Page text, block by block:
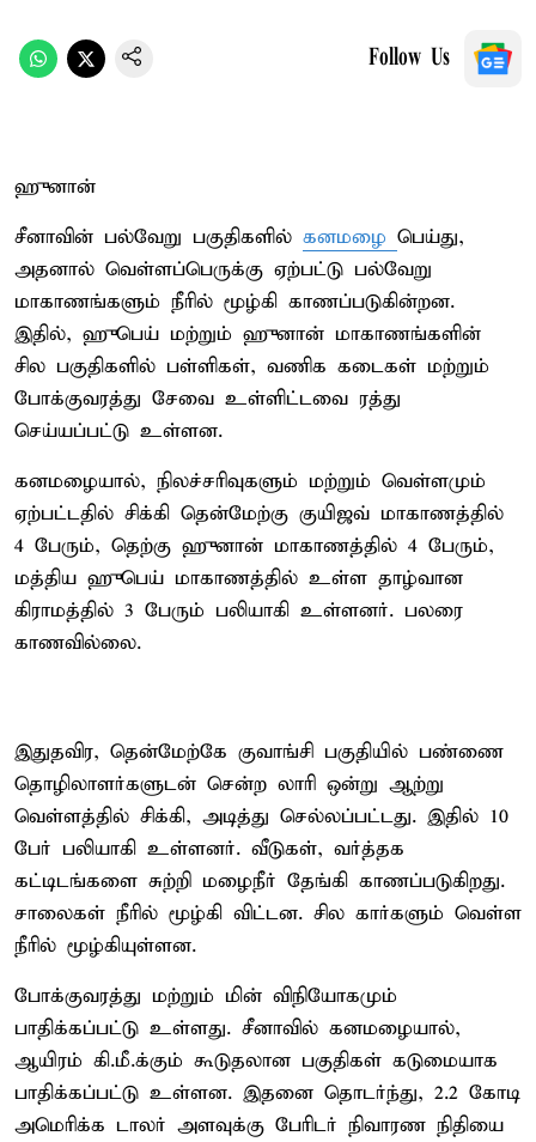
Follow Us
ஹுனான்
சீனாவின் பல்வேறு பகுதிகளில் கனமழை பெய்து,
அதனால் வெள்ளப்பெருக்கு ஏற்பட்டு பல்வேறு
மாகாணங்களும் நீரில் மூழ்கி காணப்படுகின்றன.
இதில், ஹுபெய் மற்றும் ஹுனான் மாகாணங்களின்
சில பகுதிகளில் பள்ளிகள், வணிக கடைகள் மற்றும்
போக்குவரத்து சேவை உள்ளிட்டவை ரத்து
செய்யப்பட்டு உள்ளன.
கனமழையால், நிலச்சரிவுகளும் மற்றும் வெள்ளமும்
ஏற்பட்டதில் சிக்கி தென்மேற்கு குயிஜவ் மாகாணத்தில்
4 பேரும், தெற்கு ஹுனான் மாகாணத்தில் 4 பேரும்,
மத்திய ஹுபெய் மாகாணத்தில் உள்ள தாழ்வான
கிராமத்தில் 3 பேரும் பலியாகி உள்ளனர். பலரை
காணவில்லை.
இதுதவிர, தென்மேற்கே குவாங்சி பகுதியில் பண்ணை
தொழிலாளர்களுடன் சென்ற லாரி ஒன்று ஆற்று
வெள்ளத்தில் சிக்கி, அடித்து செல்லப்பட்டது. இதில் 10
பேர் பலியாகி உள்ளனர். வீடுகள், வர்த்தக
கட்டிடங்களை சுற்றி மழைநீர் தேங்கி காணப்படுகிறது.
சாலைகள் நீரில் மூழ்கி விட்டன. சில கார்களும் வெள்ள
நீரில் மூழ்கியுள்ளன.
போக்குவரத்து மற்றும் மின் விநியோகமும்
பாதிக்கப்பட்டு உள்ளது. சீனாவில் கனமழையால்,
ஆயிரம் கி.மீ.க்கும் கூடுதலான பகுதிகள் கடுமையாக
பாதிக்கப்பட்டு உள்ளன. இதனை தொடர்ந்து, 2.2 கோடி
அமெரிக்க டாலர் அளவுக்கு பேரிடர் நிவாரண நிதியை